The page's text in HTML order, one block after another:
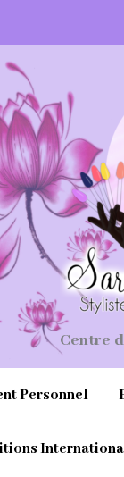
Centre
Personnel